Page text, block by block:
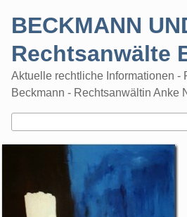
BECKMANN
Rechtsanwälte
Aktuelle rechtliche Informationen -
Beckmann - Rechtsanwältin Anke